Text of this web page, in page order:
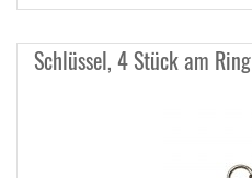
Schlüssel, 4 Stück am Ring